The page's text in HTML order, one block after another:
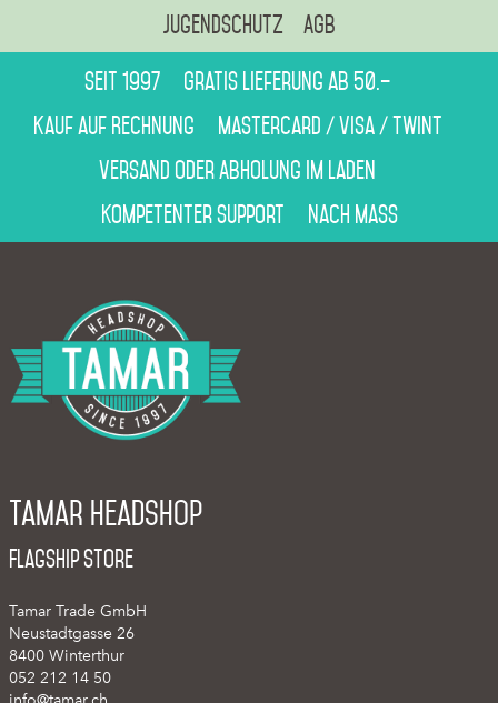
Jugendschutz AGB
Seit 1997
Gratis Lieferung ab 50.–
Kauf auf Rechnung
Mastercard / Visa / Twint
Versand oder Abholung im Laden
Kompetenter Support
Nach Mass
Tamar Headshop
Flagship Store
Tamar Trade GmbH
Neustadtgasse 26
8400 Winterthur
052 212 14 50